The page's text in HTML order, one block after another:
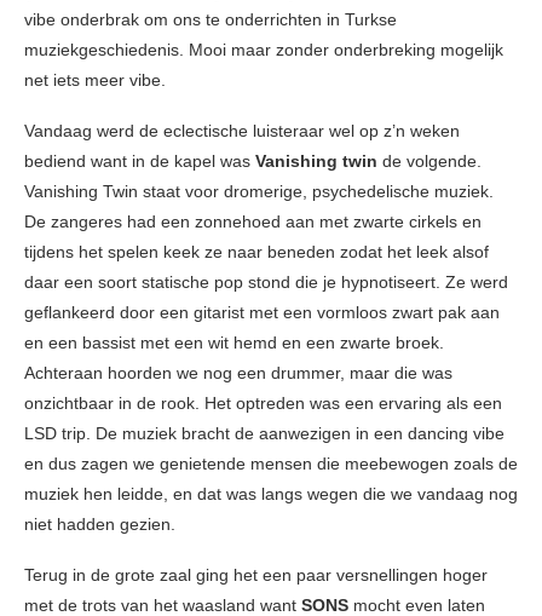
vibe onderbrak om ons te onderrichten in Turkse
muziekgeschiedenis. Mooi maar zonder onderbreking mogelijk
net iets meer vibe.
Vandaag werd de eclectische luisteraar wel op z’n weken
bediend want in de kapel was Vanishing twin de volgende.
Vanishing Twin staat voor dromerige, psychedelische muziek.
De zangeres had een zonnehoed aan met zwarte cirkels en
tijdens het spelen keek ze naar beneden zodat het leek alsof
daar een soort statische pop stond die je hypnotiseert. Ze werd
geflankeerd door een gitarist met een vormloos zwart pak aan
en een bassist met een wit hemd en een zwarte broek.
Achteraan hoorden we nog een drummer, maar die was
onzichtbaar in de rook. Het optreden was een ervaring als een
LSD trip. De muziek bracht de aanwezigen in een dancing vibe
en dus zagen we genietende mensen die meebewogen zoals de
muziek hen leidde, en dat was langs wegen die we vandaag nog
niet hadden gezien.
Terug in de grote zaal ging het een paar versnellingen hoger
met de trots van het waasland want SONS mocht even laten